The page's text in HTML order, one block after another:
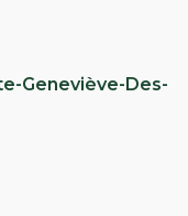
Geneviève-Des-